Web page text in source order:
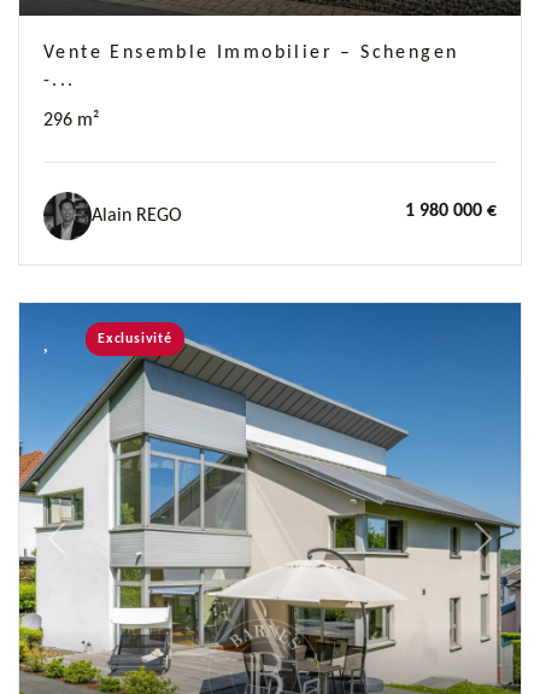
Vente Ensemble Immobilier – Schengen
-...
296 m²
Alain REGO 1 980 000 €
Next
Exclusivité